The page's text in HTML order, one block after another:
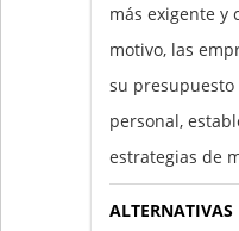
más exigente y
motivo, las
su
personal,
estrategias de
ALTERNATIVAS